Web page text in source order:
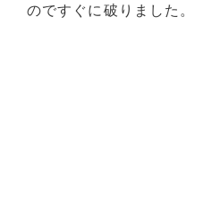
のですぐに破りました。